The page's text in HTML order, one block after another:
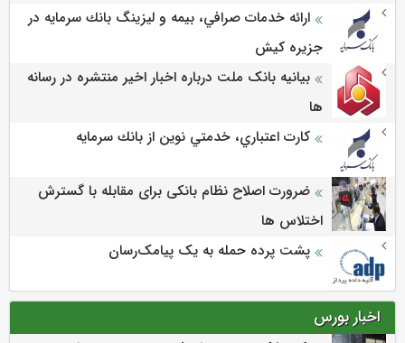
ارائه خدمات صرافي، بيمه و ليزينگ بانك سرمايه در
جزيره كيش
بیانیه بانک ملت درباره اخبار اخیر منتشره در رسانه
ها
كارت اعتباري، خدمتي نوين از بانك سرمايه
ضرورت اصلاح نظام بانکی برای مقابله با گسترش
اختلاس ها
پشت پرده حمله به یک پیامک‌رسان
اخبار بورس